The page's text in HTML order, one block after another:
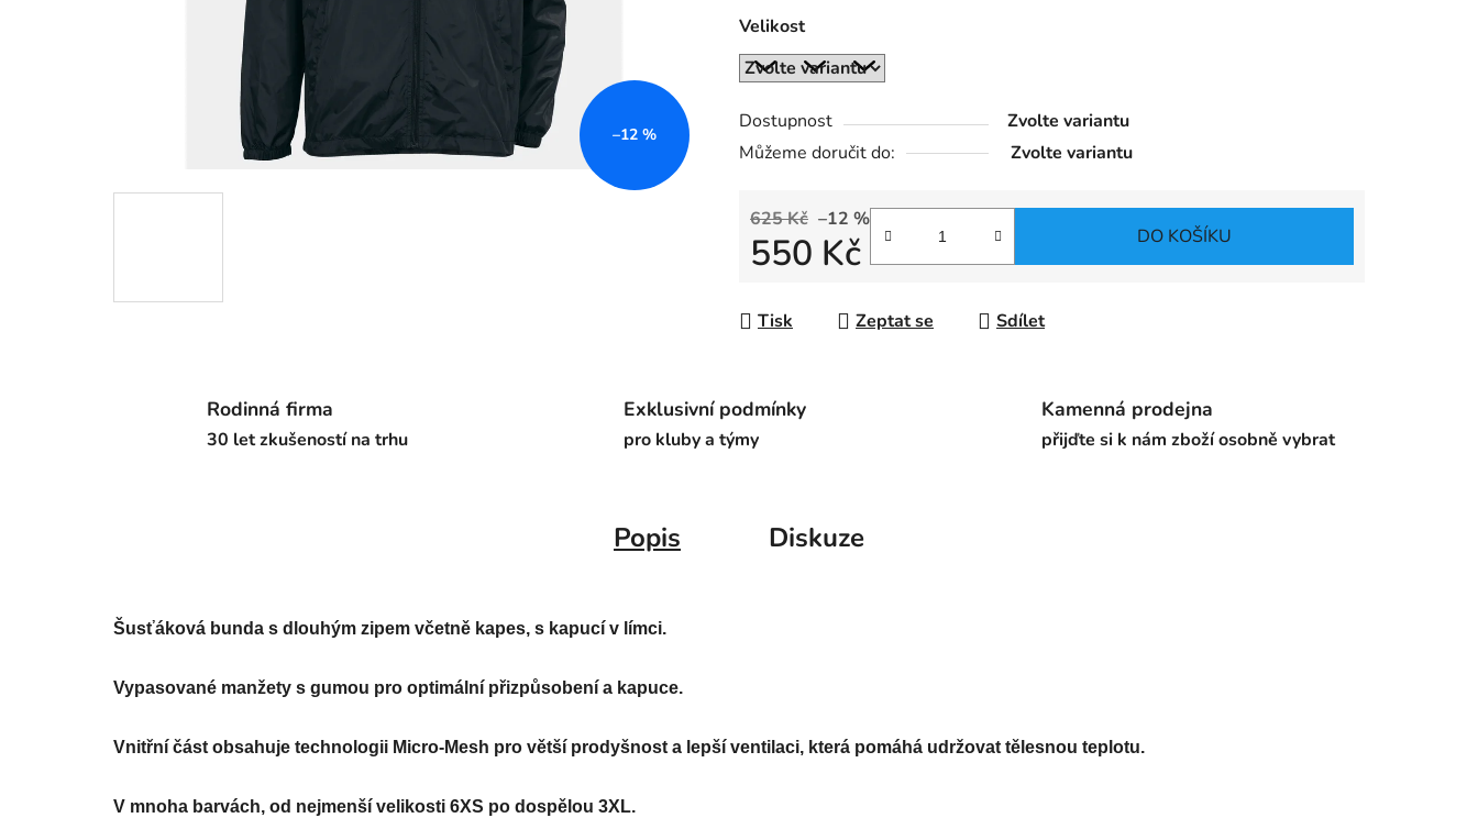
Velikost
Dostupnost
Zvolte variantu
Můžeme doručit do:
Zvolte variantu
625 Kč –12 %
550 Kč DO KOŠÍKU
Tisk Zeptat se Sdílet
–12 %
Rodinná firma
30 let zkušeností na trhu
Exklusivní podmínky
pro kluby a týmy
Kamenná prodejna
přijďte si k nám zboží osobně vybrat
Popis Diskuze
Šusťáková bunda s dlouhým zipem včetně kapes, s kapucí v límci.
Vypasované manžety s gumou pro optimální přizpůsobení a kapuce.
Vnitřní část obsahuje technologii Micro-Mesh pro větší prodyšnost a lepší ventilaci, která pomáhá udržovat tělesnou teplotu.
V mnoha barvách, od nejmenší velikosti 6XS po dospělou 3XL.